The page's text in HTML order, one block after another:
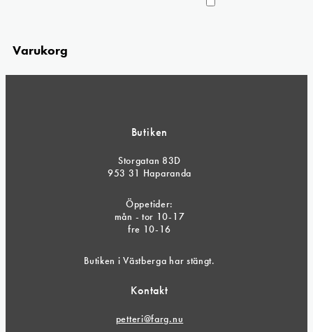
Varukorg
Butiken
Storgatan 83D
953 31 Haparanda
Öppetider:
mån - tor 10-17
fre 10-16
Butiken i Västberga har stängt.
Kontakt
petteri@farg.nu